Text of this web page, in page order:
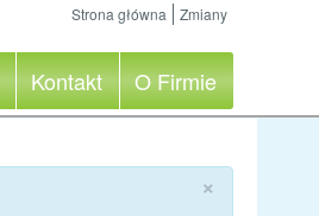
Strona główna Zmiany
Kontakt O Firmie
×